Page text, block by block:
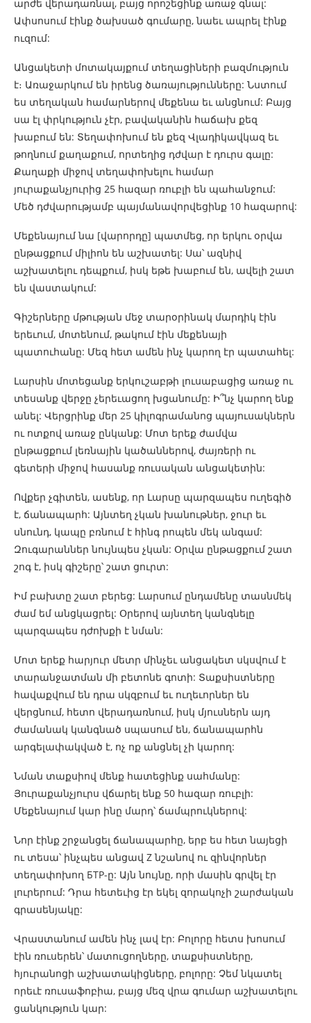
արժե վերադառնալ, բայց որոշեցինք առաջ գնալ:
Ափսոսում էինք ծախսած գումարը, նաեւ ապրել էինք
ուզում:
Անցակետի մոտակայքում տեղացիների բազմություն
է։ Առաջարկում են իրենց ծառայությունները: Նստում
ես տեղական համարներով մեքենա եւ անցնում: Բայց
սա էլ փրկություն չէր, բավականին հաճախ քեզ
խաբում են: Տեղափոխում են քեզ Վլադիկավկազ եւ
թողնում քաղաքում, որտեղից դժվար է դուրս գալը:
Քաղաքի միջով տեղափոխելու համար
յուրաքանչյուրից 25 հազար ռուբլի են պահանջում:
Մեծ դժվարությամբ պայմանավորվեցինք 10 հազարով:
Մեքենայում նա [վարորդը] պատմեց, որ երկու օրվա
ընթացքում միլիոն են աշխատել: Սա՝ ազնիվ
աշխատելու դեպքում, իսկ եթե խաբում են, ավելի շատ
են վաստակում:
Գիշերները մթության մեջ տարօրինակ մարդիկ էին
երեւում, մոտենում, թակում էին մեքենայի
պատուհանը: Մեզ հետ ամեն ինչ կարող էր պատահել:
Լարսին մոտեցանք երկուշաբթի լուսաբացից առաջ ու
տեսանք վերջը չերեւացող խցանումը: Ի՞նչ կարող ենք
անել: Վերցրինք մեր 25 կիլոգրամանոց պայուսակներն
ու ոտքով առաջ ընկանք: Մոտ երեք ժամվա
ընթացքում լեռնային կածաններով, ժայռերի ու
գետերի միջով հասանք ռուսական անցակետին:
Ովքեր չգիտեն, ասենք, որ Լարսը պարզապես ուղեգիծ
է, ճանապարհ: Այնտեղ չկան խանութներ, ջուր եւ
սնունդ, կապը բռնում է հինգ րոպեն մեկ անգամ:
Զուգարաններ նույնպես չկան: Օրվա ընթացքում շատ
շոգ է, իսկ գիշերը՝ շատ ցուրտ:
Իմ բախտը շատ բերեց: Լարսում ընդամենը տասնմեկ
ժամ եմ անցկացրել: Օրերով այնտեղ կանգնելը
պարզապես դժոխքի է նման:
Մոտ երեք հարյուր մետր մինչեւ անցակետ սկսվում է
տարանջատման մի բետոնե գոտի: Տաքսիստները
հավաքվում են դրա սկզբում եւ ուղեւորներ են
վերցնում, հետո վերադառնում, իսկ մյուսներն այդ
ժամանակ կանգնած սպասում են, ճանապարհն
արգելափակված է, ոչ ոք անցնել չի կարող:
Նման տաքսիով մենք հատեցինք սահմանը:
Յուրաքանչյուրս վճարել ենք 50 հազար ռուբլի:
Մեքենայում կար ինը մարդ՝ ճամպրուկներով:
Նոր էինք շրջանցել ճանապարհը, երբ ես հետ նայեցի
ու տեսա՝ ինչպես անցավ Z նշանով ու զինվորներ
տեղափոխող БТР-ը: Այն նույնը, որի մասին գրվել էր
լուրերում: Դրա հետեւից էր եկել զորակոչի շարժական
գրասենյակը:
Վրաստանում ամեն ինչ լավ էր: Բոլորը հետս խոսում
էին ռուսերեն՝ մատուցողները, տաքսիստները,
հյուրանոցի աշխատակիցները, բոլորը: Չեմ նկատել
որեւէ ռուսաֆոբիա, բայց մեզ վրա գումար աշխատելու
ցանկություն կար: